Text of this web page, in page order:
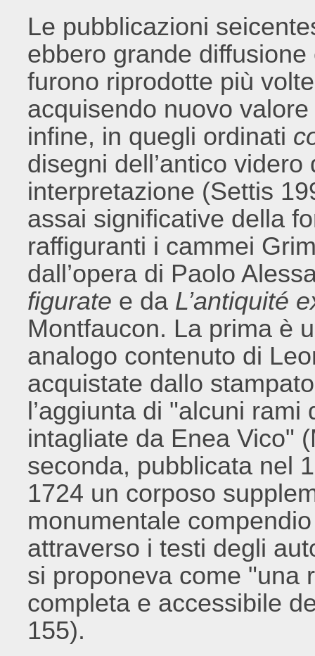
Le pubblicazioni
ebbero grande
furono riprodotte più
acquisendo nuovo
infine, in quegli ordinati
disegni dell’antico
interpretazione (Settis
assai significative della
raffiguranti i cammei
dall’opera di Paolo
figurate e da L’antiquité
Montfaucon. La prima è
analogo contenuto di
acquistate dallo
l’aggiunta di "alcuni
intagliate da Enea Vico"
seconda, pubblicata nel
1724 un corposo
monumentale
attraverso i testi degli
si proponeva come "una
completa e accessibile
155).